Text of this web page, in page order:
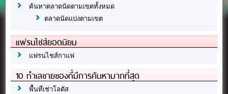
ค้นหาตลาดนัดตามเขตทั้งหมด
ตลาดนัดแบ่งตามเขต
แฟรนไชส์ยอดนิยม
แฟรนไชส์กาแฟ
10 ทำเลขายของที่มีการค้นหามากที่สุด
พื้นที่เช่าโลตัส